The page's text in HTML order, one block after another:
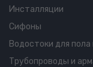
Инсталляции
Сифоны
Водостоки для пола
Трубопроводы и